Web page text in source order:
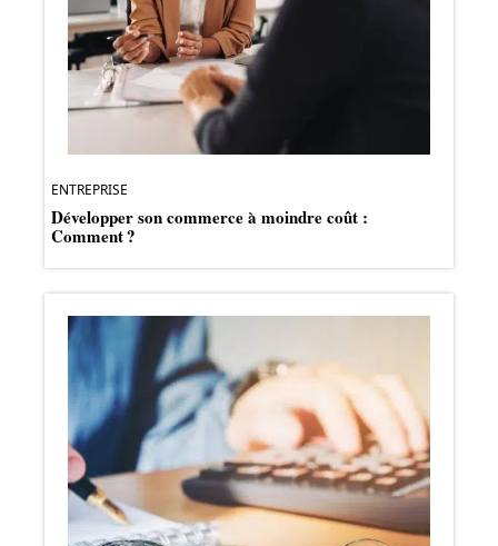
ENTREPRISE
Développer son commerce à moindre coût :
Comment ?